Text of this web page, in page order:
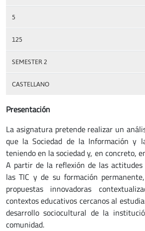
5
125
SEMESTER 2
CASTELLANO
Presentación
La asignatura pretende realizar un
que la Sociedad de la Información y
teniendo en la sociedad y, en concreto,
A partir de la reflexión de las actitudes
las TIC y de su formación
propuestas innovadoras
contextos educativos cercanos al
desarrollo sociocultural de la
comunidad.